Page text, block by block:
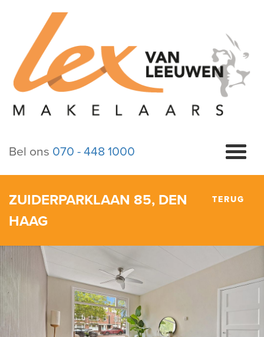
Bel ons 070 - 448 1000
ZUIDERPARKLAAN 85, DEN
HAAG
TERUG